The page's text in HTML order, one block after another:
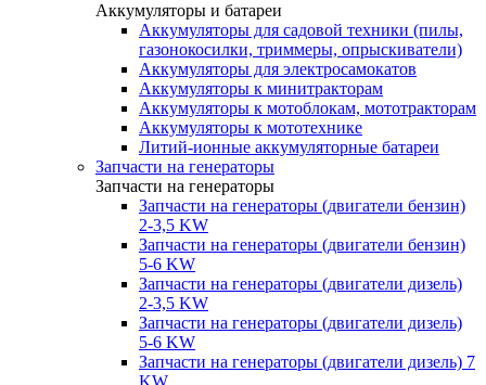
Аккумуляторы и батареи
Аккумуляторы для садовой техники (пилы,
газонокосилки, триммеры, опрыскиватели)
Аккумуляторы для электросамокатов
Аккумуляторы к минитракторам
Аккумуляторы к мотоблокам, мототракторам
Аккумуляторы к мототехнике
Литий-ионные аккумуляторные батареи
Запчасти на генераторы
Запчасти на генераторы
Запчасти на генераторы (двигатели бензин)
2-3,5 KW
Запчасти на генераторы (двигатели бензин)
5-6 KW
Запчасти на генераторы (двигатели дизель)
2-3,5 KW
Запчасти на генераторы (двигатели дизель)
5-6 KW
Запчасти на генераторы (двигатели дизель) 7
KW